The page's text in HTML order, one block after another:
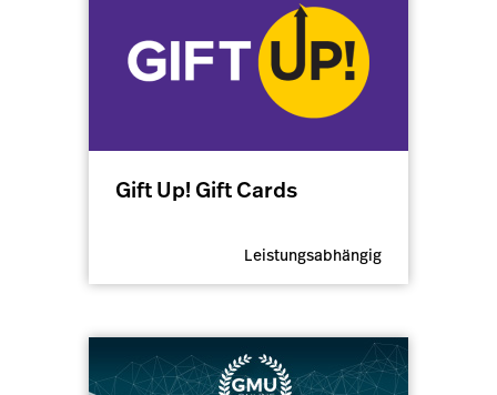
Gift Up! Gift Cards
Leistungsabhängig